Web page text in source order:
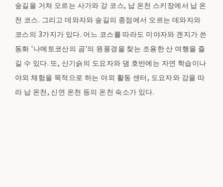
숲길을 거쳐 오르는 사가와 강 코스, 납 온천 스키장에서 납 온
천 코스. 그리고 데와자와 숲길의 종점에서 오르는 데와자와
코스의 3가지가 있다. 어느 코스를 따라도 미야자와 겐지가 쓴
동화 '나메토코산의 곰'의 원풍경을 찾는 조용한 산 여행을 즐
길 수 있다. 또, 산기슭의 도요자와 댐 호반에는 자연 학습이나
야외 체험을 목적으로 하는 야외 활동 센터, 도요자와 강을 따
라 납 온천, 신연 온천 등의 온천 숙소가 있다.